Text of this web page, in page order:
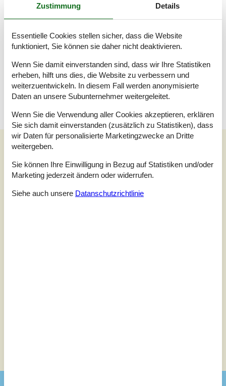
Badezimmer
Terrasse
Offene Terrasse
Externe Bewertungen
4,0
Zustimmung Details
Essentielle Cookies stellen sicher, dass die Website
funktioniert, Sie können sie daher nicht deaktivieren.
Wenn Sie damit einverstanden sind, dass wir Ihre Statistiken
erheben, hilft uns dies, die Website zu verbessern und
weiterzuentwickeln. In diesem Fall werden anonymisierte
Daten an unsere Subunternehmer weitergeleitet.
Wenn Sie die Verwendung aller Cookies akzeptieren, erklären
Sie sich damit einverstanden (zusätzlich zu Statistiken), dass
wir Daten für personalisierte Marketingzwecke an Dritte
weitergeben.
Sie können Ihre Einwilligung in Bezug auf Statistiken und/oder
Marketing jederzeit ändern oder widerrufen.
Siehe auch unsere Datanschutzrichtlinie